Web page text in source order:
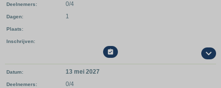
Deelnemers 0/4
Dagen 1
Plaats
Inschrijven

Datum 13 mei 2027
Deelnemers 0/4